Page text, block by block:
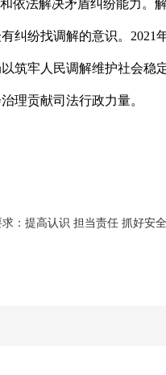
依法解决矛盾纠纷能力。
纠纷找调解的意识。
筑牢人民调解维护社会稳
理贡献司法行政力量。
：提高认识 担当责任 抓好安全